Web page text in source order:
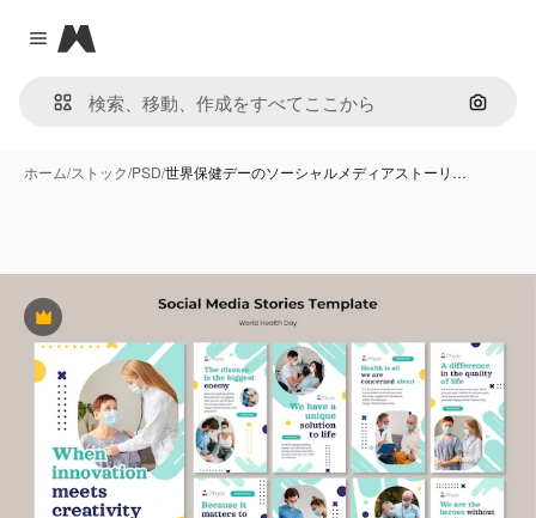
Close menu
Magnific
画像で
ホーム/ストック/PSD/世界保健デーのソーシャルメディアストーリ…
Premium